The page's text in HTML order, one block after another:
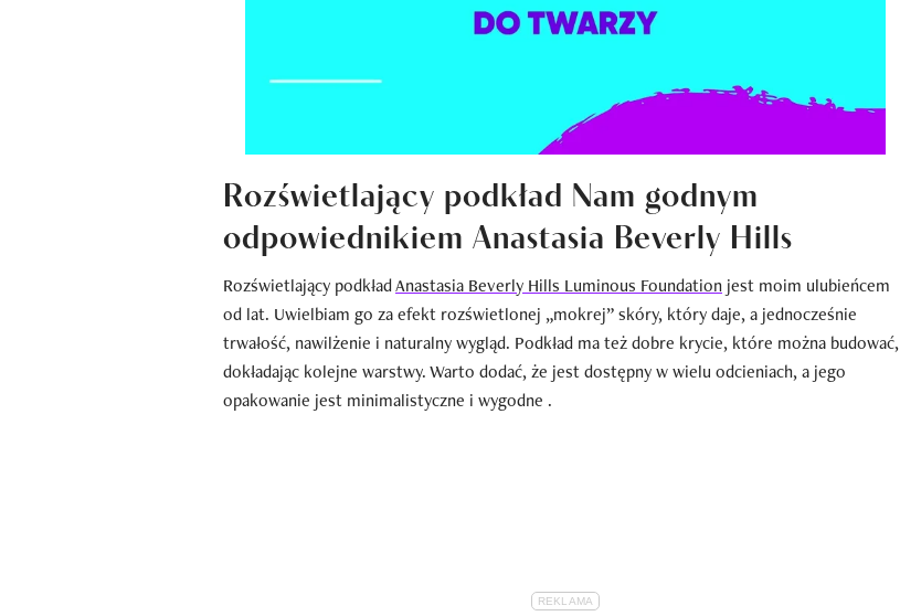
Rozświetlający podkład Nam godnym
odpowiednikiem Anastasia Beverly Hills
Rozświetlający podkładAnastasia Beverly Hills Luminous Foundation jest moim ulubieńcem
od lat. Uwielbiam go za efekt rozświetlonej „mokrej” skóry, który daje, a jednocześnie
trwałość, nawilżenie i naturalny wygląd. Podkład ma też dobre krycie, które można budować,
dokładając kolejne warstwy. Warto dodać, że jest dostępny w wielu odcieniach, a jego
opakowanie jest minimalistyczne i wygodne .